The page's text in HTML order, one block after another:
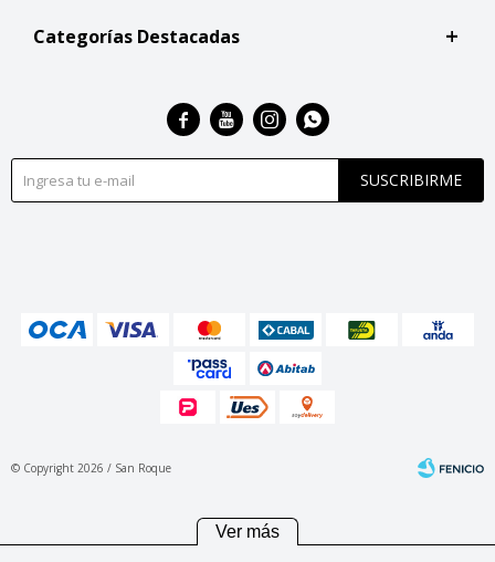
Categorías Destacadas
SUSCRIBIRME
   
© Copyright 2026 / San Roque
Ver más